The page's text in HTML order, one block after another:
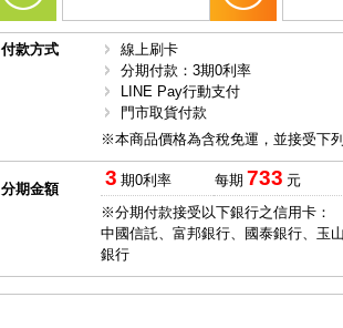
付款方式
線上刷卡
分期付款：3期0利率
LINE Pay行動支付
門市取貨付款
※本商品價格為含稅免運，並接受下
分期金額 3 期0利率 每期 733 元
※分期付款接受以下銀行之信用卡：
中國信託、富邦銀行、國泰銀行、玉
銀行